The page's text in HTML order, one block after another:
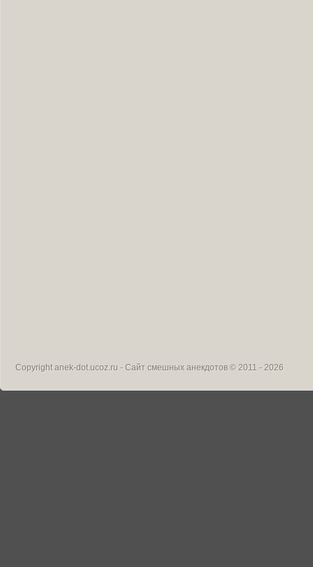
Copyrightanek-dot.ucoz.ru - Сайт смешных анекдотов © 2011 - 2026